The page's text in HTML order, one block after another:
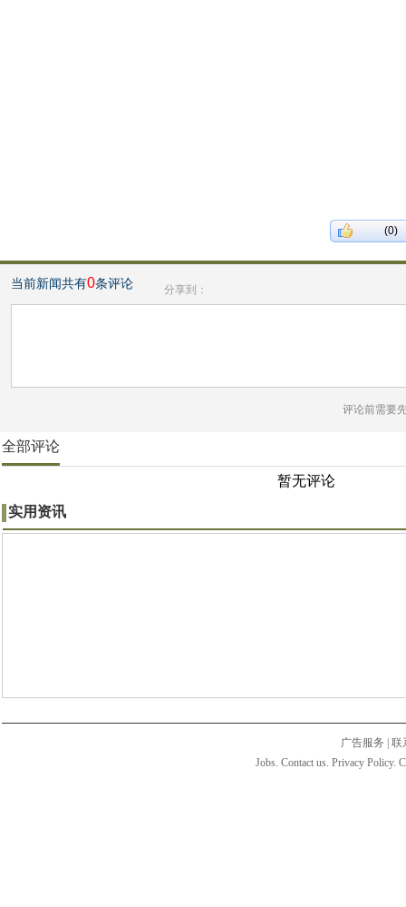
(0)
当前新闻共有0条评论 分享到：
评论前需要
全部评论
暂无评论
实用资讯
广告服务
联
Jobs. Contact us. Privacy Policy.